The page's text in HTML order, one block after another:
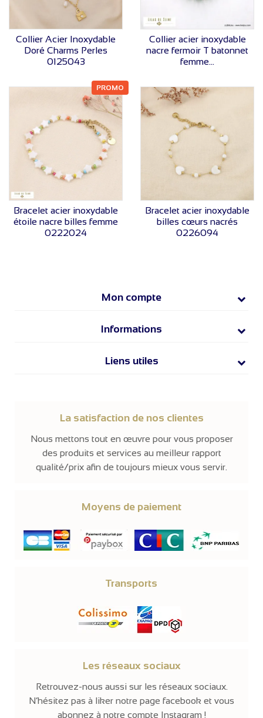
VOIR LE PRIX
Collier Acier Inoxydable
Doré Charms Perles
0125043
VOIR LE PRIX
Collier acier inoxydable
nacre fermoir T batonnet
femme...
VOIR LE PRIX
Bracelet acier inoxydable
étoile nacre billes femme
0222024
PROMO
VOIR LE PRIX
Bracelet acier inoxydable
billes cœurs nacrés
0226094
Mon compte
Informations
Liens utiles
La satisfaction de nos clientes
Nous mettons tout en œuvre pour vous proposer
des produits et services au meilleur rapport
qualité/prix afin de toujours mieux vous servir.
Moyens de paiement
Transports
Les réseaux sociaux
Retrouvez-nous aussi sur les réseaux sociaux.
N’hésitez pas à liker notre page facebook et vous
abonnez à notre compte Instagram !